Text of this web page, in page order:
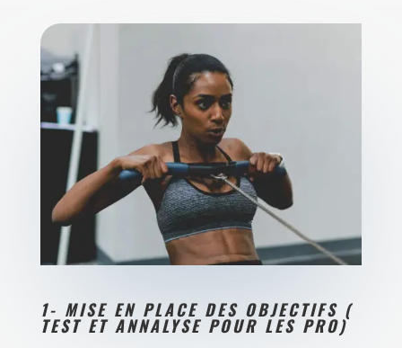
1- MISE EN PLACE DES OBJECTIFS (
TEST ET ANNALYSE POUR LES PRO)